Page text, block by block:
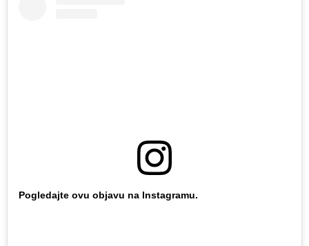
Pogledajte ovu objavu na Instagramu.